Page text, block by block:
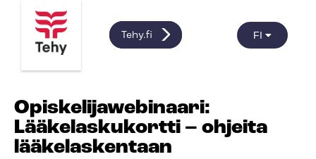
Tehy.fi FI
Opiskelijawebinaari:
Lääkelaskukortti – ohjeita
lääkelaskentaan